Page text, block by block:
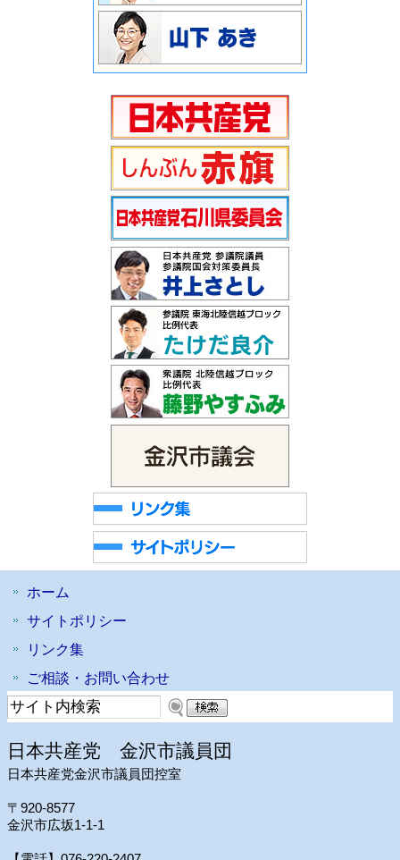
ホーム
サイトポリシー
リンク集
ご相談・お問い合わせ
日本共産党 金沢市議員団
日本共産党金沢市議員団控室
〒920-8577
金沢市広坂1-1-1